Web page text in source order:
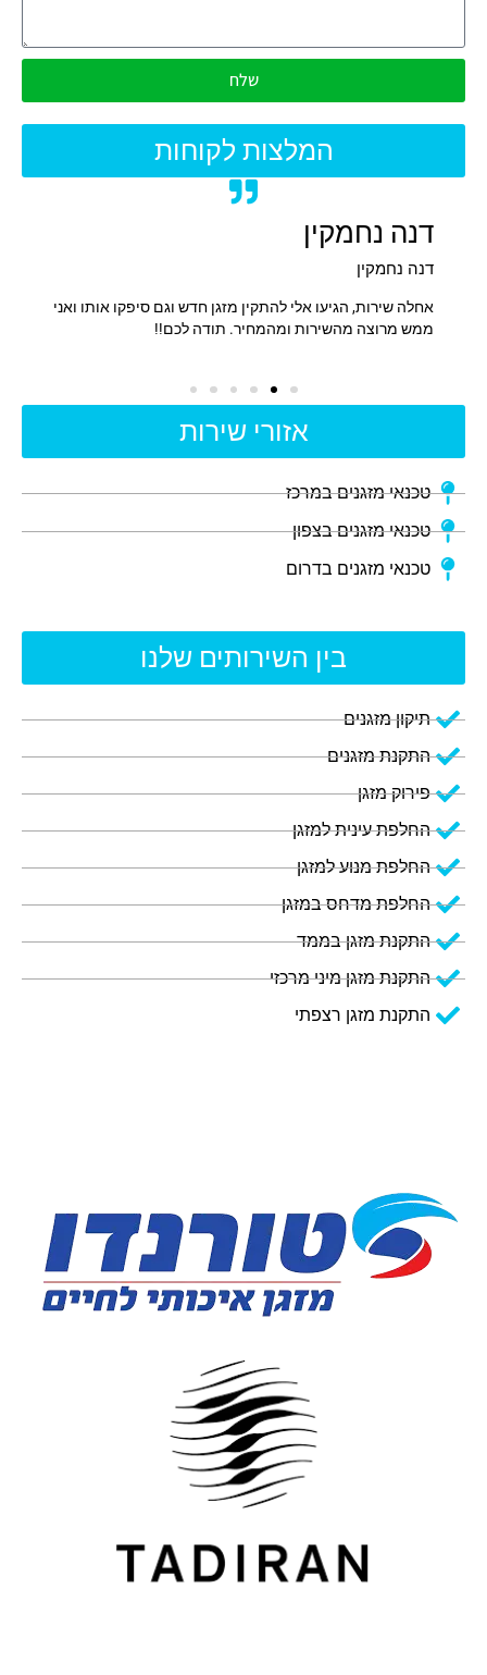
שלח
המלצות לקוחות
דנה נחמקין
דנה נחמקין
אחלה שירות, הגיעו אלי להתקין מזגן חדש וגם סיפקו אותו ואני
ממש מרוצה מהשירות ומהמחיר. תודה לכם!!
אזורי שירות
טכנאי מזגנים במרכז
טכנאי מזגנים בצפון
טכנאי מזגנים בדרום
בין השירותים שלנו
תיקון מזגנים
התקנת מזגנים
פירוק מזגן
החלפת עינית למזגן
החלפת מנוע למזגן
החלפת מדחס במזגן
התקנת מזגן בממד
התקנת מזגן מיני מרכזי
התקנת מזגן רצפתי